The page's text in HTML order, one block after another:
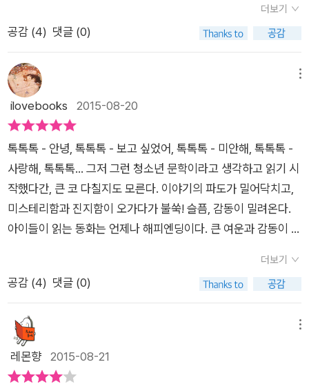
만 낙태를 할까? 왜 여자 태아가 더 많이 낙태될까? 저는 이 글을
통해 제 생각을 강조하기보다는 낙태와 임신, 성에 대해 우리 모
두 함께 더 진중하게 생각할 기회가 되기를 바랍니다. 무엇보다
작은 크기의 사람인, 우리와 똑같은 한 사람인 태아의 존재를 함
께 생각하고 존중해주셨으면 좋겠습니다. 유영민: 앞으로 쓰시게
될 작품의 방향은 어떻게 되는지 궁금합니다. 그리고 경계에서 분
투하는 청소년들에게 응원 한 마디 부탁드리겠습니다. 공지희: 소
통과 이해와 사랑에 대해 고민이 많고요. 아름다운 사람, 괴짜에
대해서도 관심을 갖고 있어요. 판타지에 대한 애정과 집착은 당분
간 더 계속될 것 같습니다. ‘경계에서 분투하는 청소년’이란 말이
멋지네요. 저는 ‘경계’라는 말을 무척 좋아합니다. 판타지 문학에
서도 아주 중요한 개념이에요. 경계에 있다는 건 두 세계 사이를
걸치고 있다는 뜻이잖아요. 두 쪽 세계를 다 볼 수 있고 다리 역할
을 해줄 수 있는 위치입니다. 한쪽 세계에 빠져 있는 사람들보다
사람은 무한한 가능성으로 가는 과정에 있죠. 어느 방향으로든 시
작해볼 수 있습니다. 부디 지금의 아름다운 자신을 사랑하고 믿으
시길요. 힘내세요.
는 아무 것도 모른채 선입견 없이 읽어보기로 했다. 이번 책에서
는 어떤 끌림이 있을지 궁금한 생각에 책으로 처음 접한 이 작품
었다. '톡톡톡!''이건, 사랑한다는 뜻이야.' (285쪽)이 책의 마지막
을 읽어나가며 노랑모자 아이의 '톡톡톡!'에 애잔함이 느껴진다.
이 책이 이런 내용이었구나, 생각한다. 출판사 서평을 보니 '뛰어
치도록 아름답고 슬픈 이야기!'라는 말이 눈에 띈다. '소름 끼치도
록 아름답고 슬픈'이라는 말에 격하게 공감한다. '낙태'와 '청소년
소설'이라는 것이 얼핏 보면 어울리지 않는다. 아무 정보 없이 읽
어나가기 시작할 때 처음에는 다소 낯선 느낌이 든 것도 사실이었
다. 지금까지의 자음과모음 청소년문학상 수상작들과는 조금 다
른 느낌이었다. 처음부터 확 빨려들어가지 않고 천천히 은근하게
녹아들어가게 하는 책이다. 현실인 듯 현실 아닌 듯 안갯속에 들
는데, 노랑모자 아이의 인사법이었다. '톡톡톡!' 맑은 구슬이 튀는
듯한 소리였다. '이게 뭐하는 거야?' 인사하는 거냐는 물음에 아이
가 까딱까딱한다. 톡톡톡은 인사하는 것이기도 하고, 미안하다는
뜻이기도 하고, 사랑한다는 뜻이기도 하다. 노랑모자 아이 맘대로
더보기
공감 (4) 댓글 (0)
ilovebooks 2015-08-20
톡톡톡 - 안녕, 톡톡톡 - 보고 싶었어, 톡톡톡 - 미안해, 톡톡톡 -
사랑해, 톡톡톡... 그저 그런 청소년 문학이라고 생각하고 읽기 시
작했다간, 큰 코 다칠지도 모른다. 이야기의 파도가 밀어닥치고,
미스테리함과 진지함이 오가다가 불쑥! 슬픔, 감동이 밀려온다.
아이들이 읽는 동화는 언제나 해피엔딩이다. 큰 여운과 감동이 있
크게 다르지 않다. 주제는 좀 더 깊어지고 진지해질지라도 중간중
간 웃음과 감동을 배치한다. 시종 주제를 끝까지 몰고가는 작품이
빡 속았나 보다. 처음에 등장하는 귀신 놀이터와 아주 귀엽고 예
쁜 노랑 모자 꼬마 아이가 그랬다. 처음엔 경쾌하게. 등장인물이
늘어나고 사건들이 일어날수록 이야기는 살짝 꼬이고, 결국은 주
더보기
공감 (4) 댓글 (0)
레몬향 2015-08-21